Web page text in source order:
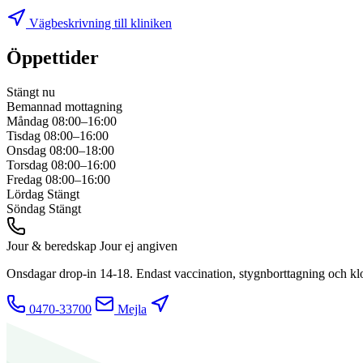
Vägbeskrivning till kliniken
Öppettider
Stängt nu
Bemannad mottagning
Måndag 08:00–16:00
Tisdag 08:00–16:00
Onsdag 08:00–18:00
Torsdag 08:00–16:00
Fredag 08:00–16:00
Lördag Stängt
Söndag Stängt
Jour & beredskap Jour ej angiven
Onsdagar drop-in 14-18. Endast vaccination, stygnborttagning och
0470-33700 Mejla